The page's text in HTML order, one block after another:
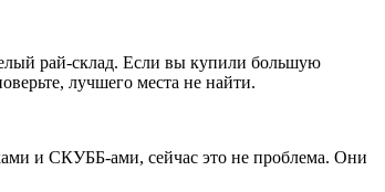
рай-склад. Если вы купили большую
лучшего места не найти.
и СКУББ-ами, сейчас это не проблема. Они